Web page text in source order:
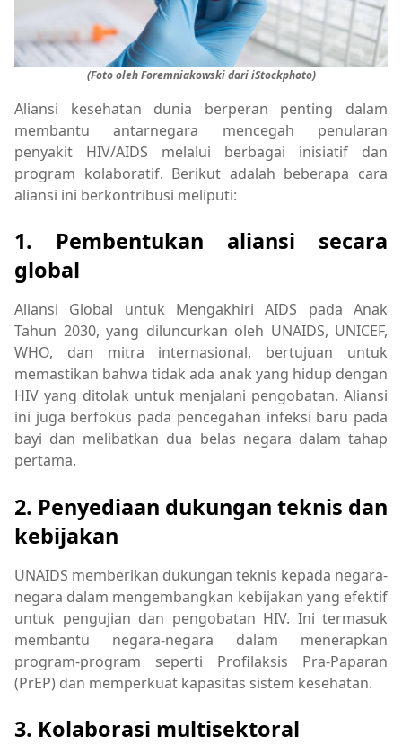
(Foto oleh Foremniakowski dari iStockphoto)
Aliansi kesehatan dunia berperan penting dalam
membantu antarnegara mencegah penularan
penyakit HIV/AIDS melalui berbagai inisiatif dan
program kolaboratif. Berikut adalah beberapa cara
aliansi ini berkontribusi meliputi:
1. Pembentukan aliansi secara
global
Aliansi Global untuk Mengakhiri AIDS pada Anak
Tahun 2030, yang diluncurkan oleh UNAIDS, UNICEF,
WHO, dan mitra internasional, bertujuan untuk
memastikan bahwa tidak ada anak yang hidup dengan
HIV yang ditolak untuk menjalani pengobatan. Aliansi
ini juga berfokus pada pencegahan infeksi baru pada
bayi dan melibatkan dua belas negara dalam tahap
pertama.
2. Penyediaan dukungan teknis dan
kebijakan
UNAIDS memberikan dukungan teknis kepada negara-
negara dalam mengembangkan kebijakan yang efektif
untuk pengujian dan pengobatan HIV. Ini termasuk
membantu negara-negara dalam menerapkan
program-program seperti Profilaksis Pra-Paparan
(PrEP) dan memperkuat kapasitas sistem kesehatan.
3. Kolaborasi multisektoral